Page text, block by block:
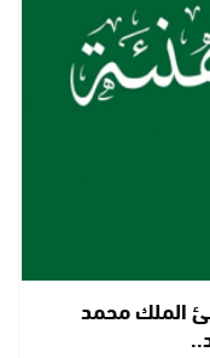
الملك محمد